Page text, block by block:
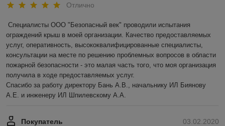
Отлично
Специалисты ООО "Безопасный век" проводили испытания
ограждений крыш в моей организации. Качество предоставляемых
услуг, оперативность, высококвалифицированные специалисты,
консультации на месте по решению проблемных вопросов в области
пожарной безопасности - это малая часть того, что моя организация
получила в ходе предоставляемых услуг.
Спасибо за работу директору Бань А.В., начальнику ИЛ Биянову
А.Е. и инженеру ИЛ Шпилевскому А.А.
03.02.2020
Покупатель